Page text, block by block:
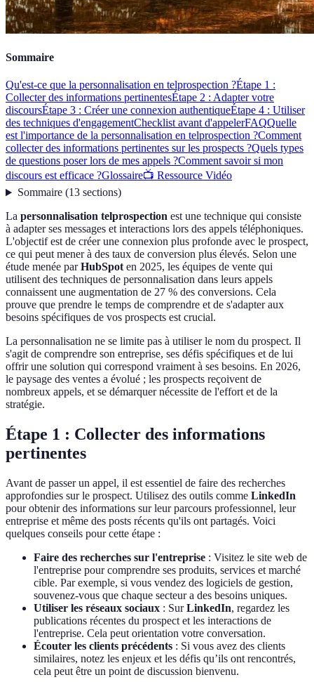
Sommaire
Qu'est-ce que la personnalisation en telprospection ?Étape 1 :
Collecter des informations pertinentesÉtape 2 : Adapter votre
discoursÉtape 3 : Créer une connexion authentiqueÉtape 4 : Utiliser
des techniques d'engagementChecklist avant d'appelerFAQQuelle
est l'importance de la personnalisation en telprospection ?Comment
collecter des informations pertinentes sur les prospects ?Quels types
de questions poser lors de mes appels ?Comment savoir si mon
discours est efficace ?Glossaire📺 Ressource Vidéo
Sommaire(13 sections)
La personnalisation telprospection est une technique qui consiste
à adapter ses messages et interactions lors des appels téléphoniques.
L'objectif est de créer une connexion plus profonde avec le prospect,
ce qui peut mener à des taux de conversion plus élevés. Selon une
étude menée parHubSpoten 2025, les équipes de vente qui
utilisent des techniques de personnalisation dans leurs appels
connaissent une augmentation de 27 % des conversions. Cela
prouve que prendre le temps de comprendre et de s'adapter aux
besoins spécifiques de vos prospects est crucial.
La personnalisation ne se limite pas à utiliser le nom du prospect. Il
s'agit de comprendre son entreprise, ses défis spécifiques et de lui
offrir une solution qui correspond vraiment à ses besoins. En 2026,
le paysage des ventes a évolué ; les prospects reçoivent de
nombreux appels, et se démarquer nécessite de l'effort et de la
stratégie.
Étape 1 : Collecter des informations
pertinentes
Avant de passer un appel, il est essentiel de faire des recherches
approfondies sur le prospect. Utilisez des outils comme LinkedIn
pour obtenir des informations sur leur parcours professionnel, leur
entreprise et même des posts récents qu'ils ont partagés. Voici
quelques conseils pour cette étape :
Faire des recherches sur l'entreprise : Visitez le site web de
l'entreprise pour comprendre ses produits, services et marché
cible. Par exemple, si vous vendez des logiciels de gestion,
souvenez-vous que chaque secteur a des besoins uniques.
Utiliser les réseaux sociaux : SurLinkedIn, regardez les
publications récentes du prospect et les interactions de
l'entreprise. Cela peut orientation votre conversation.
Écouter les clients précédents : Si vous avez des clients
similaires, notez les enjeux et les défis qu’ils ont rencontrés,
cela peut être un point de discussion bienvenu.